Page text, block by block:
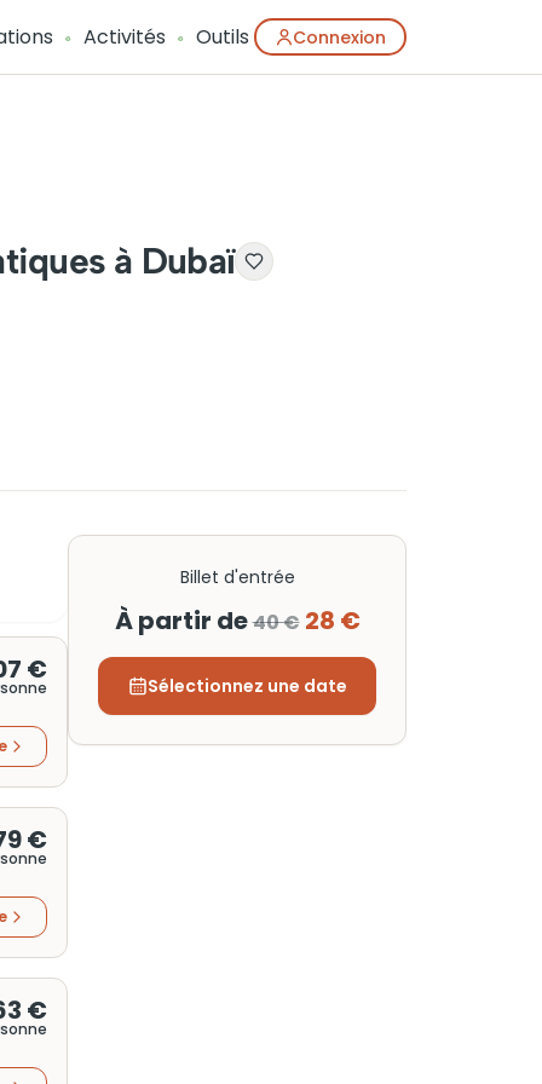
Activités Outils Connexion
à Dubaï
€
€
€
Billet d'entrée
À partir de40 € 28 €
Sélectionnez une date